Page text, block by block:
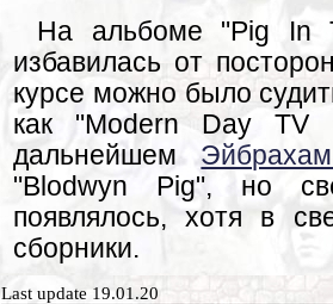
На альбоме "Pig In
избавилась от
курсе можно было
как "Modern Day TV
дальнейшем
"Blodwyn Pig", но
появлялось, хотя в
сборники.
Last update 19.01.20